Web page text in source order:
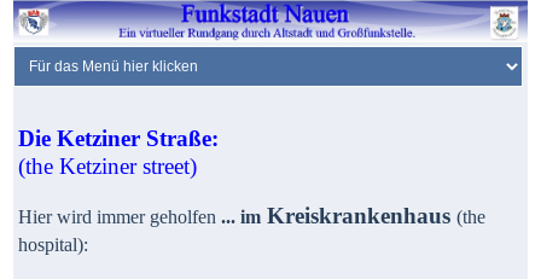
Die Ketziner Straße:
(the Ketziner street)
Hier wird immer geholfen... im Kreiskrankenhaus (the
hospital):